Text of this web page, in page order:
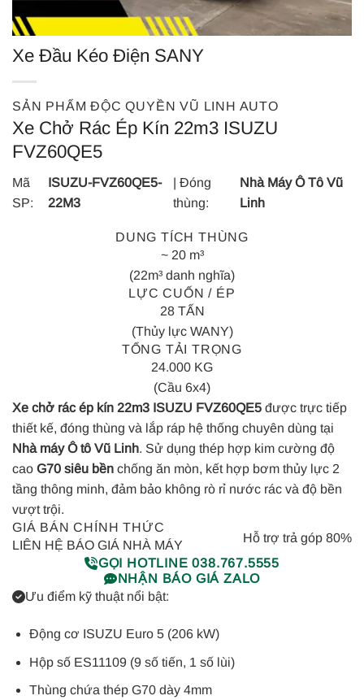
Xe Đầu Kéo Điện SANY
SẢN PHẨM ĐỘC QUYỀN VŨ LINH AUTO
Xe Chở Rác Ép Kín 22m3 ISUZU
FVZ60QE5
Mã
SP:
ISUZU-FVZ60QE5-
22M3
| Đóng
thùng:
Nhà Máy Ô Tô Vũ
Linh
DUNG TÍCH THÙNG
~ 20 m³
(22m³ danh nghĩa)
LỰC CUỐN / ÉP
28 TẤN
(Thủy lực WANY)
TỔNG TẢI TRỌNG
24.000 KG
(Cầu 6x4)
Xe chở rác ép kín 22m3 ISUZU FVZ60QE5 được trực tiếp
thiết kế, đóng thùng và lắp ráp hệ thống chuyên dùng tại
Nhà máy Ô tô Vũ Linh. Sử dụng thép hợp kim cường độ
cao G70 siêu bền chống ăn mòn, kết hợp bơm thủy lực 2
tầng thông minh, đảm bảo không rò rỉ nước rác và độ bền
vượt trội.
GIÁ BÁN CHÍNH THỨC
LIÊN HỆ BÁO GIÁ NHÀ MÁY
Hỗ trợ trả góp 80%
GỌI HOTLINE 038.767.5555
NHẬN BÁO GIÁ ZALO
Ưu điểm kỹ thuật nổi bật:
Động cơ ISUZU Euro 5 (206 kW)
Hộp số ES11109 (9 số tiến, 1 số lùi)
Thùng chứa thép G70 dày 4mm